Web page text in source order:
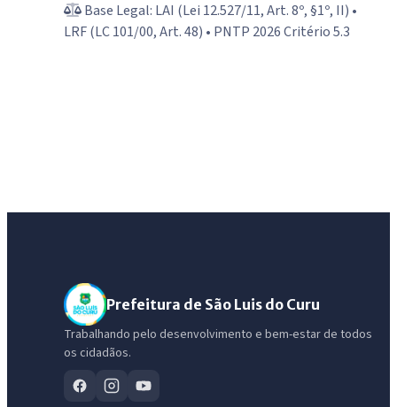
Base Legal: LAI (Lei 12.527/11, Art. 8º, §1º, II) •
LRF (LC 101/00, Art. 48) • PNTP 2026 Critério 5.3
Prefeitura de São Luis do Curu
Trabalhando pelo desenvolvimento e bem-estar de todos
os cidadãos.